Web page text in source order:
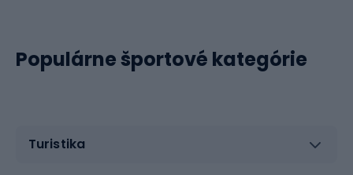
Populárne športové kategórie
Turistika